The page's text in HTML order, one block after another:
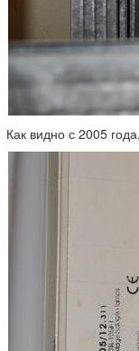
Как видно с 2005